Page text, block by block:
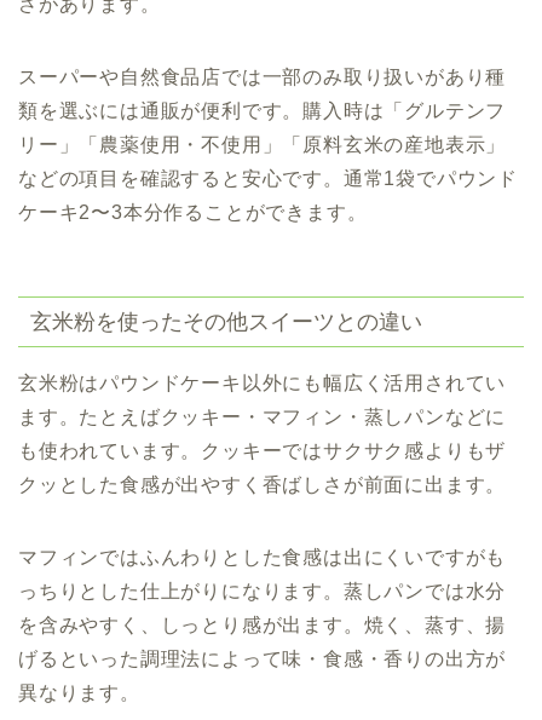
さがあります。
スーパーや自然食品店では一部のみ取り扱いがあり種
類を選ぶには通販が便利です。購入時は「グルテンフ
リー」「農薬使用・不使用」「原料玄米の産地表示」
などの項目を確認すると安心です。通常1袋でパウンド
ケーキ2〜3本分作ることができます。
玄米粉を使ったその他スイーツとの違い
玄米粉はパウンドケーキ以外にも幅広く活用されてい
ます。たとえばクッキー・マフィン・蒸しパンなどに
も使われています。クッキーではサクサク感よりもザ
クッとした食感が出やすく香ばしさが前面に出ます。
マフィンではふんわりとした食感は出にくいですがも
っちりとした仕上がりになります。蒸しパンでは水分
を含みやすく、しっとり感が出ます。焼く、蒸す、揚
げるといった調理法によって味・食感・香りの出方が
異なります。